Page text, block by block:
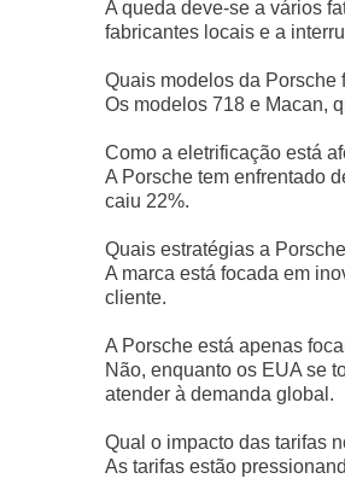
A queda deve-se a vários
fabricantes locais e a
Quais modelos da Porsche
Os modelos 718 e Macan,
Como a eletrificação está
A Porsche tem enfrentado
caiu 22%.
Quais estratégias a
A marca está focada em
cliente.
A Porsche está apenas
Não, enquanto os EUA se
atender à demanda global.
Qual o impacto das tarifas
As tarifas estão